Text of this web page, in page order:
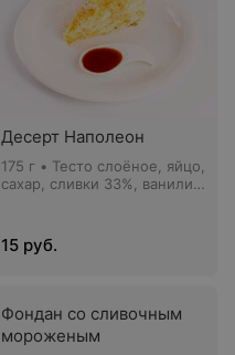
Десерт Наполеон
175 г • Тесто слоёное, яйцо,
сахар, сливки 33%, ванилин,
15 руб.
Фондан со сливочным
мороженым